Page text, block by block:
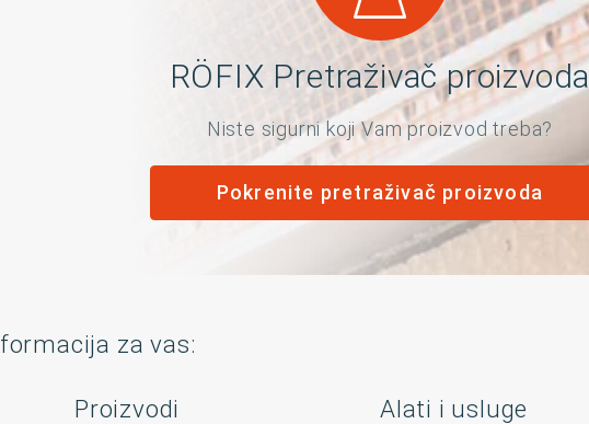
RÖFIX Pretraživač proizvoda
Niste sigurni koji Vam proizvod treba?
Pokrenite pretraživač proizvoda
za vas:
Proizvodi Alati i usluge